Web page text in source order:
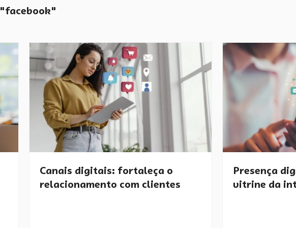
"facebook"
Canais digitais: fortaleça o
relacionamento com clientes
Presença
vitrine da